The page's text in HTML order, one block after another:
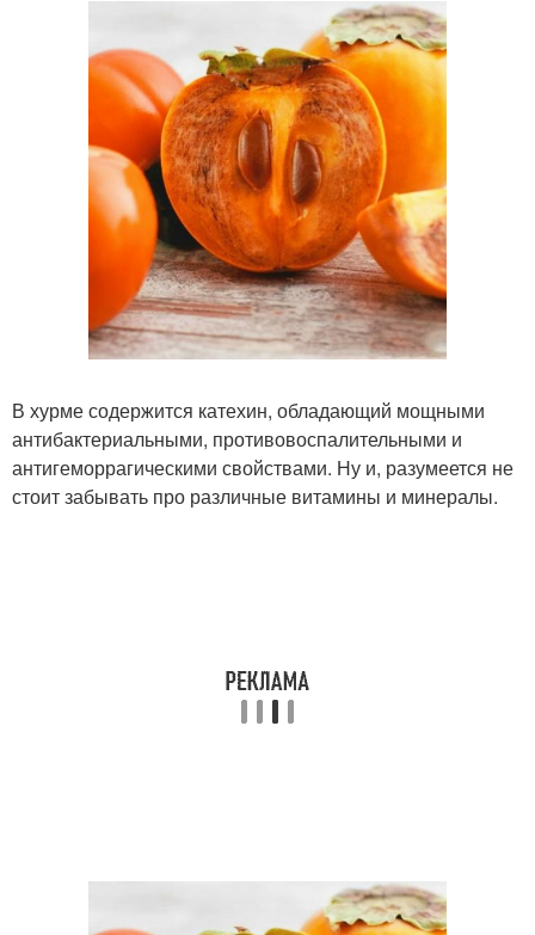
В хурме содержится катехин, обладающий мощными
антибактериальными, противовоспалительными и
антигеморрагическими свойствами. Ну и, разумеется не
стоит забывать про различные витамины и минералы.